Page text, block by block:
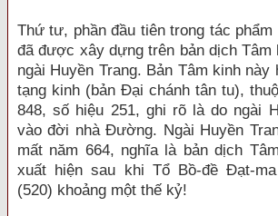
Thứ tư, phần đầu tiên trong tác phẩm
đã được xây dựng trên bản dịch Tâm
ngài Huyền Trang. Bản Tâm kinh
tạng kinh (bản Đại chánh tân tu),
848, số hiệu 251, ghi rõ là do ngài
vào đời nhà Đường. Ngài Huyền
mất năm 664, nghĩa là bản dịch
xuất hiện sau khi Tổ Bồ-đề Đạt-
(520) khoảng một thế kỷ!